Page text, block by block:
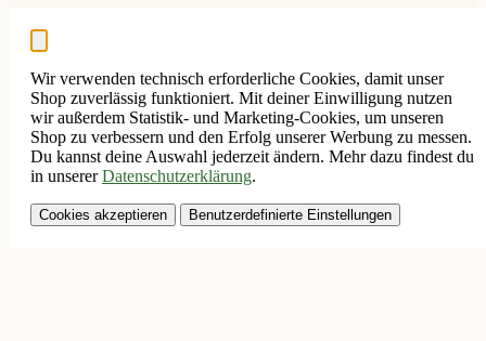
Wir verwenden technisch erforderliche Cookies, damit unser
Shop zuverlässig funktioniert. Mit deiner Einwilligung nutzen
wir außerdem Statistik- und Marketing-Cookies, um unseren
Shop zu verbessern und den Erfolg unserer Werbung zu messen.
Du kannst deine Auswahl jederzeit ändern. Mehr dazu findest du
in unsererDatenschutzerklärung.
Cookies akzeptieren Benutzerdefinierte Einstellungen